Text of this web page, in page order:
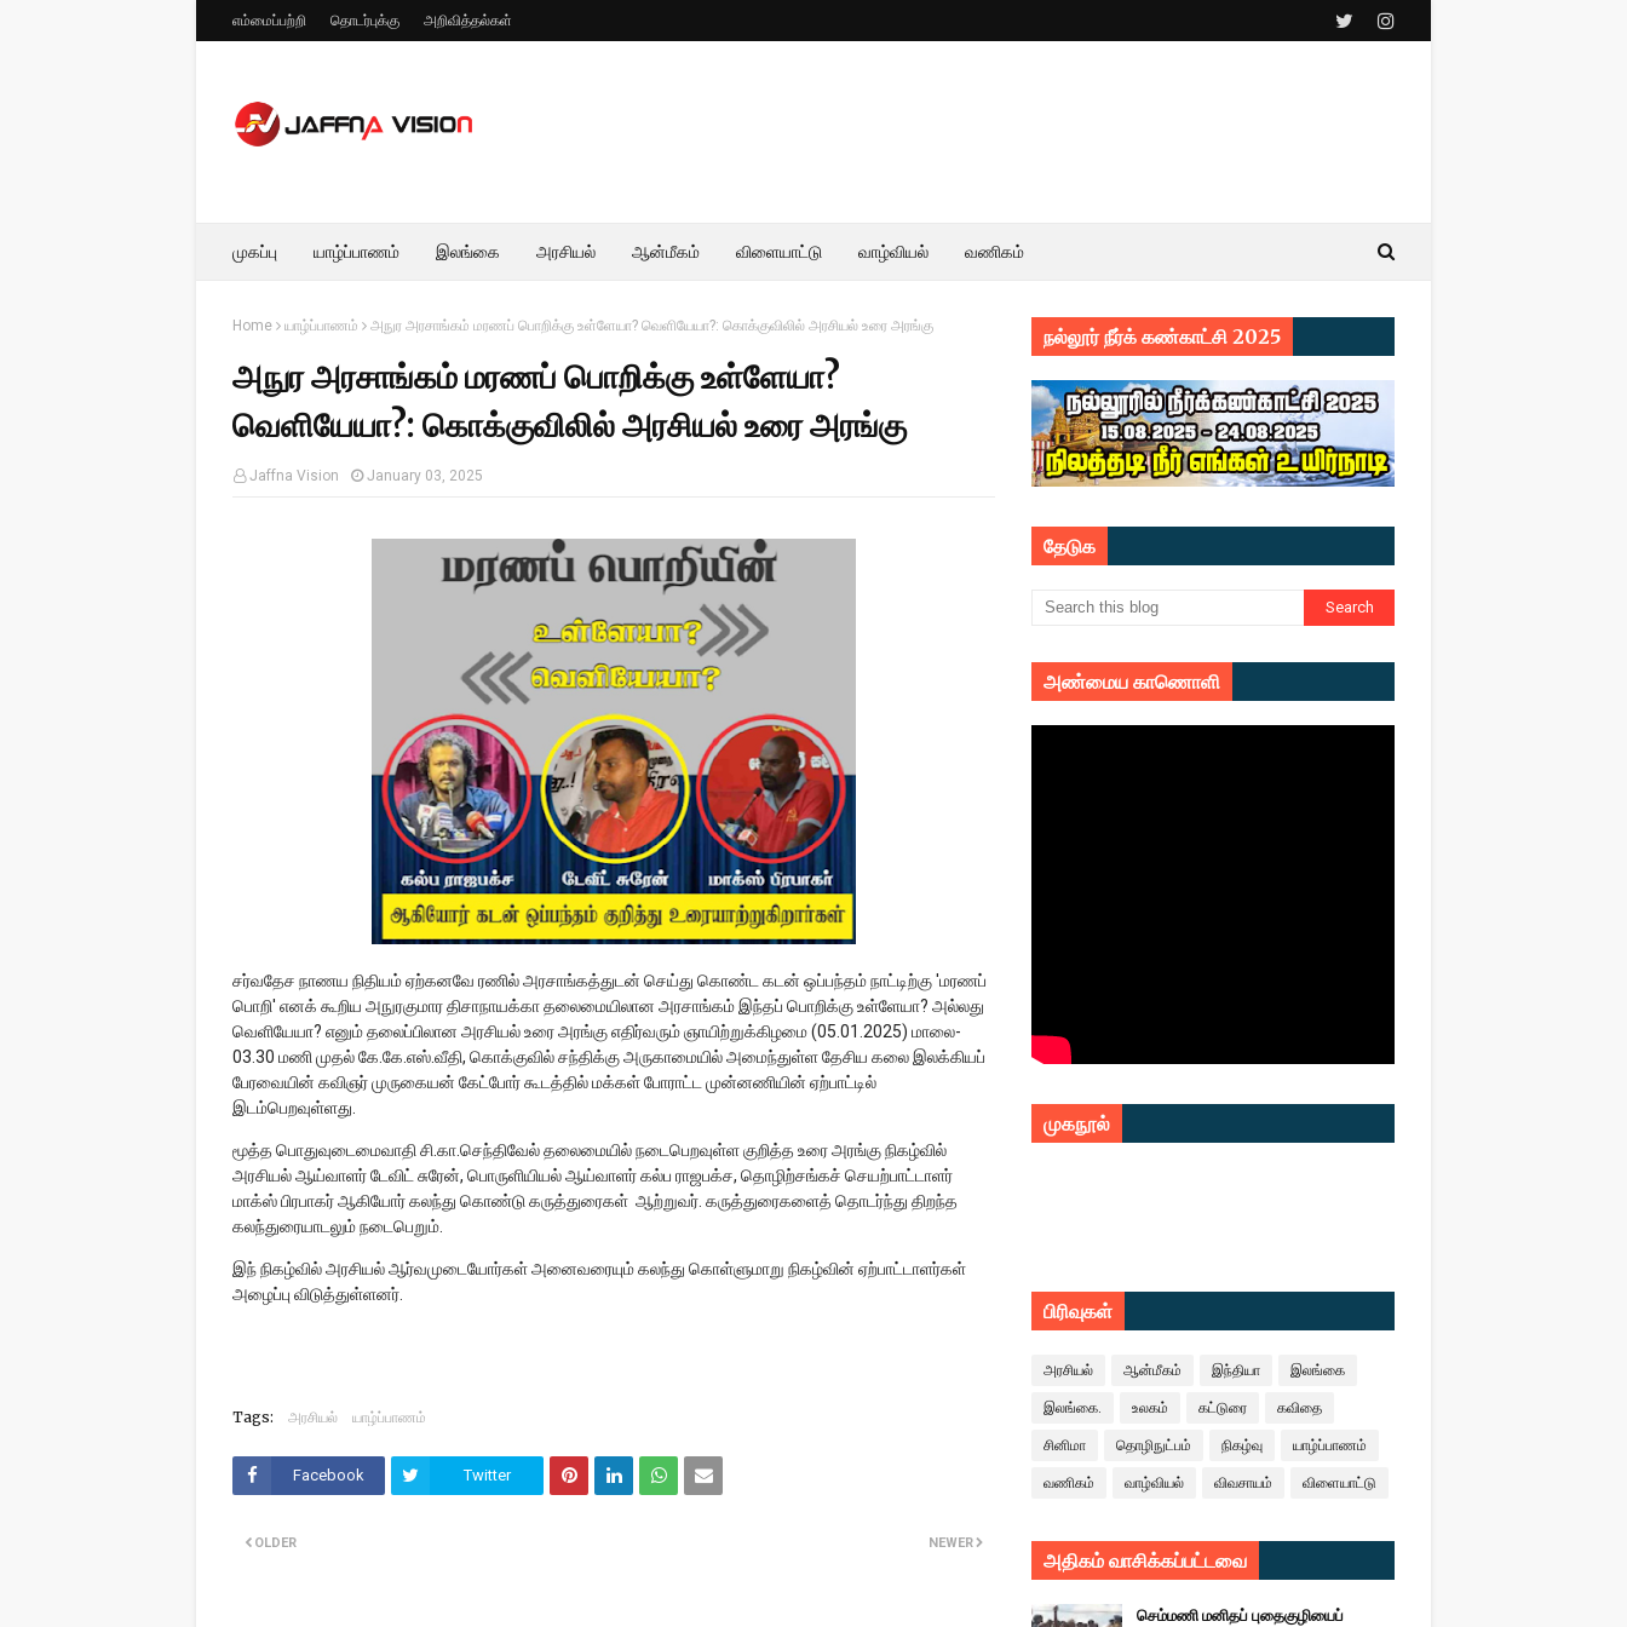
எம்மைப்பற்றி தொடர்புக்கு அறிவித்தல்கள்
முகப்பு யாழ்ப்பாணம் இலங்கை அரசியல் ஆன்மீகம் விளையாட்டு வாழ்வியல் வணிகம்
Home யாழ்ப்பாணம் அநுர அரசாங்கம் மரணப் பொறிக்கு உள்ளேயா? வெளியேயா?: கொக்குவிலில் அரசியல் உரை அரங்கு
அநுர அரசாங்கம் மரணப் பொறிக்கு உள்ளேயா?
வெளியேயா?: கொக்குவிலில் அரசியல் உரை அரங்கு
Jaffna Vision January 03, 2025
சர்வதேச நாணய நிதியம் ஏற்கனவே ரணில் அரசாங்கத்துடன் செய்து கொண்ட கடன் ஒப்பந்தம் நாட்டிற்கு 'மரணப்
பொறி' எனக் கூறிய அநுரகுமார திசாநாயக்கா தலைமையிலான அரசாங்கம் இந்தப் பொறிக்கு உள்ளேயா? அல்லது
வெளியேயா? எனும் தலைப்பிலான அரசியல் உரை அரங்கு எதிர்வரும் ஞாயிற்றுக்கிழமை (05.01.2025) மாலை-
03.30 மணி முதல் கே.கே.எஸ்.வீதி, கொக்குவில் சந்திக்கு அருகாமையில் அமைந்துள்ள தேசிய கலை இலக்கியப்
பேரவையின் கவிஞர் முருகையன் கேட்போர் கூடத்தில் மக்கள் போராட்ட முன்னணியின் ஏற்பாட்டில்
இடம்பெறவுள்ளது.
மூத்த பொதுவுடைமைவாதி சி.கா.செந்திவேல் தலைமையில் நடைபெறவுள்ள குறித்த உரை அரங்கு நிகழ்வில்
அரசியல் ஆய்வாளர் டேவிட் சுரேன், பொருளியியல் ஆய்வாளர் கல்ப ராஜபக்ச, தொழிற்சங்கச் செயற்பாட்டாளர்
மாக்ஸ் பிரபாகர் ஆகியோர் கலந்து கொண்டு கருத்துரைகள் ஆற்றுவர். கருத்துரைகளைத் தொடர்ந்து திறந்த
கலந்துரையாடலும் நடைபெறும்.
இந் நிகழ்வில் அரசியல் ஆர்வமுடையோர்கள் அனைவரையும் கலந்து கொள்ளுமாறு நிகழ்வின் ஏற்பாட்டாளர்கள்
அழைப்பு விடுத்துள்ளனர்.
Tags: அரசியல் யாழ்ப்பாணம்
Facebook Twitter
NEWER
OLDER
நல்லூர் நீர்க் கண்காட்சி 2025
தேடுக
அண்மைய காணொளி
முகநூல்
பிரிவுகள்
அரசியல் ஆன்மீகம் இந்தியா இலங்கை
இலங்கை. உலகம் கட்டுரை கவிதை
சினிமா தொழிநுட்பம் நிகழ்வு யாழ்ப்பாணம்
வணிகம் வாழ்வியல் விவசாயம் விளையாட்டு
அதிகம் வாசிக்கப்பட்டவை
செம்மணி மனிதப் புதைகுழியைப்